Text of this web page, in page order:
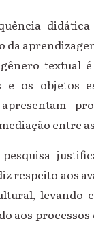
da
textual
e os objetos
entre
respeito aos
levando
aos